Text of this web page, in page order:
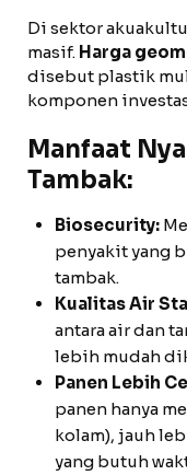
Di sektor
masif. Harga
disebut plastik
komponen
Manfaat
Tambak:
Biosecurity:
penyakit yang
tambak.
Kualitas Air
antara air dan
lebih mudah
Panen Lebih
panen hanya
kolam), jauh
yang butuh